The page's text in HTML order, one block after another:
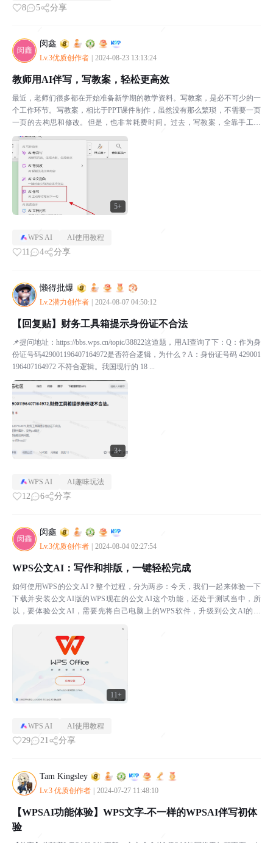
8 5 分享
闵鑫
Lv.3优质创作者 2024-08-23 13:13:24
5+
教师用AI伴写，写教案，轻松更高效
最近，老师们很多都在开始准备新学期的教学资料。写教案，是必不可少的一
个工作环节。写教案，相比于PPT课件制作，虽然没有那么繁琐，不需要一页
一页的去构思和修改。但是，也非常耗费时间。过去，写教案，全靠手工编
写，纸质的还好，电子教案，也是一字一字的往你敲，对很...
WPS AI AI使用教程
11 4 分享
懒得批爆
Lv.2潜力创作者 2024-08-07 04:50:12
3+
【回复贴】财务工具箱提示身份证不合法
📌提问地址：https://bbs.wps.cn/topic/38822这道题，用AI查询了下：Q：作为身
份证号码429001196407164972是否符合逻辑，为什么？A：身份证号码 429001
196407164972 不符合逻辑。我国现行的 18 ...
WPS AI AI趣味玩法
12 6 分享
闵鑫
Lv.3优质创作者 2024-08-04 02:27:54
11+
WPS公文AI：写作和排版，一键轻松完成
如何使用WPS的公文AI？整个过程，分为两步：今天，我们一起来体验一下
下载并安装公文AI版的WPS现在的公文AI这个功能，还处于测试当中，所
以，要体验公文AI，需要先将自己电脑上的WPS软件，升级到公文AI的版
WPS AI AI使用教程
29 21 分享
Tam Kingsley
Lv.3 优质创作者 2024-07-27 11:48:10
【WPSAI功能体验】WPS文字-不一样的WPSAI伴写初体
验